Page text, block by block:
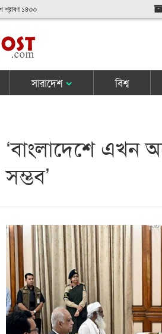
শ্রাবণ ১৪৩৩
সারাদেশ বিশ্ব
‘বাংলাদেশে এখন
সম্ভব’